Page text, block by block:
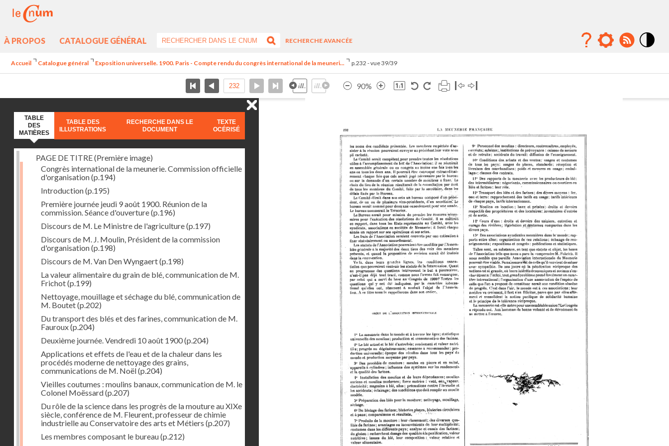
À PROPOS CATALOGUE GÉNÉRAL
RECHERCHE AVANCÉE
Accueil Catalogue général Exposition universelle. 1900. Paris - Compte rendu du congrès international de la meuneri... p.232 - vue 39/39
90%
TABLE
DES
MATIÈRES
TABLE DES
ILLUSTRATIONS
RECHERCHE DANS LE
DOCUMENT
TEXTE
OCÉRISÉ
PAGE DE TITRE (Première image)
Congrès international de la meunerie. Commission officielle
d'organisation(p.194)
Introduction(p.195)
Première journée jeudi 9 août 1900. Réunion de la
commission. Séance d'ouverture(p.196)
Discours de M. Le Ministre de l'agriculture(p.197)
Discours de M. J. Moulin, Président de la commission
d'organisation(p.198)
Discours de M. Van Den Wyngaert(p.198)
La valeur alimentaire du grain de blé, communication de M.
Frichot(p.199)
Nettoyage, mouillage et séchage du blé, communication de
M. Boutet(p.202)
Du transport des blés et des farines, communication de M.
Fauroux(p.204)
Deuxième journée. Vendredi 10 août 1900(p.204)
Applications et effets de l'eau et de la chaleur dans les
procédés moderne de nettoyage des grains,
communications de M. Noël(p.204)
Vieilles coutumes : moulins banaux, communication de M. le
Colonel Moëssard(p.207)
Du rôle de la science dans les progrès de la mouture au XIXe
siècle, conférence de M. Fleurent, professeur de chimie
industrielle au Conservatoire des arts et Métiers (p.207)
Les membres composant le bureau(p.212)